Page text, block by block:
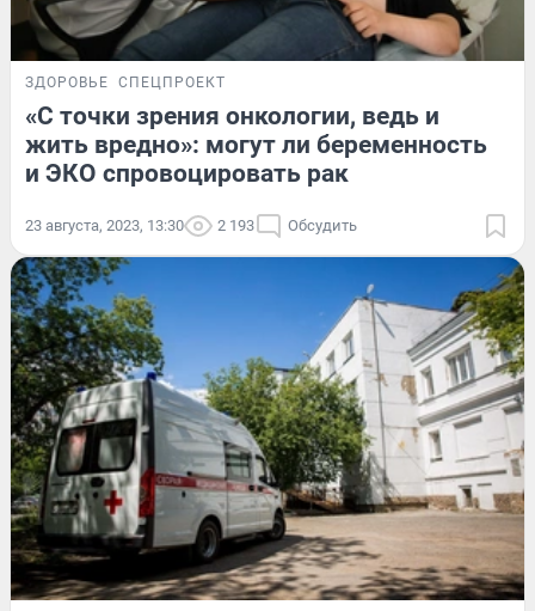
ЗДОРОВЬЕ СПЕЦПРОЕКТ
«С точки зрения онкологии, ведь и
жить вредно»: могут ли беременность
и ЭКО спровоцировать рак
23 августа, 2023, 13:30 2 193 Обсудить